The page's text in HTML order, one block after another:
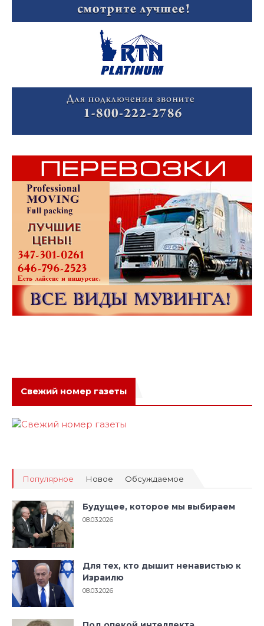
Свежий номер газеты
Популярное Новое Обсуждаемое
Будущее, которое мы выбираем
08.03.2026
Для тех, кто дышит ненавистью к
Израилю
08.03.2026